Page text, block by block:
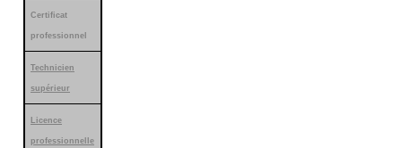
Certificat
professionnel
Technicien
supérieur
Licence
professionnelle